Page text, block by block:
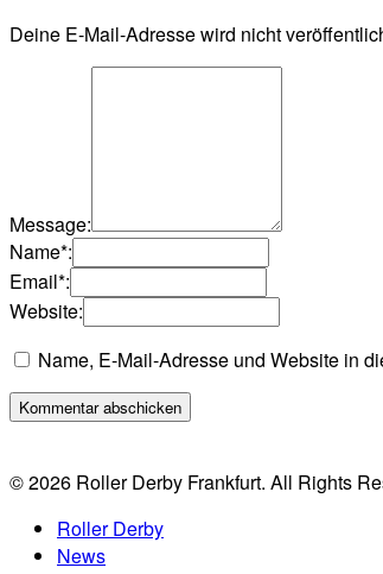
Deine E-Mail-Adresse wird nicht
Message:
Name*:
Email*:
Website:
Name, E-Mail-Adresse und Website in
© 2026 Roller Derby Frankfurt. All Rights
Roller Derby
News